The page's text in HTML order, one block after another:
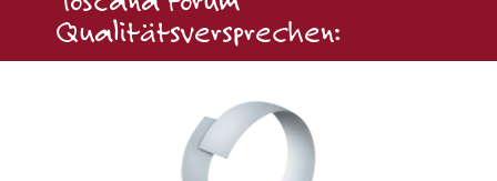
Qualitätsversprechen: